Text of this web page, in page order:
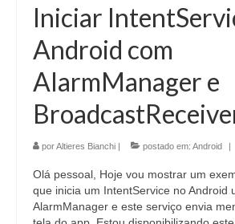
Iniciar
Android com
AlarmManager e
porAltieres Bianchi | postado em: Android |
Olá pessoal, Hoje vou mostrar um
que inicia um IntentService no Android
AlarmManager e este serviço envia